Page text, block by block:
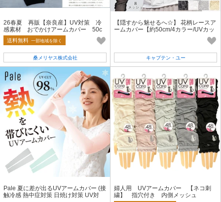
26春夏 再販【奈良産】UV対策 冷
感素材 おでかけアームカバー 50c
m 線書き ネコ
送料無料 一部地域を除く
桑メリヤス株式会社
【隠すから魅せるへ☆】 花柄レースア
ームカバー【約50cm/4カラー/UVカッ
キャプテン・ユー
Pale 夏に差が出るUVアームカバー (接
触冷感 熱中症対策 日焼け対策 UV対
婦人用 UVアームカバー 【ネコ刺
繍】 指穴付き 内側メッシュ